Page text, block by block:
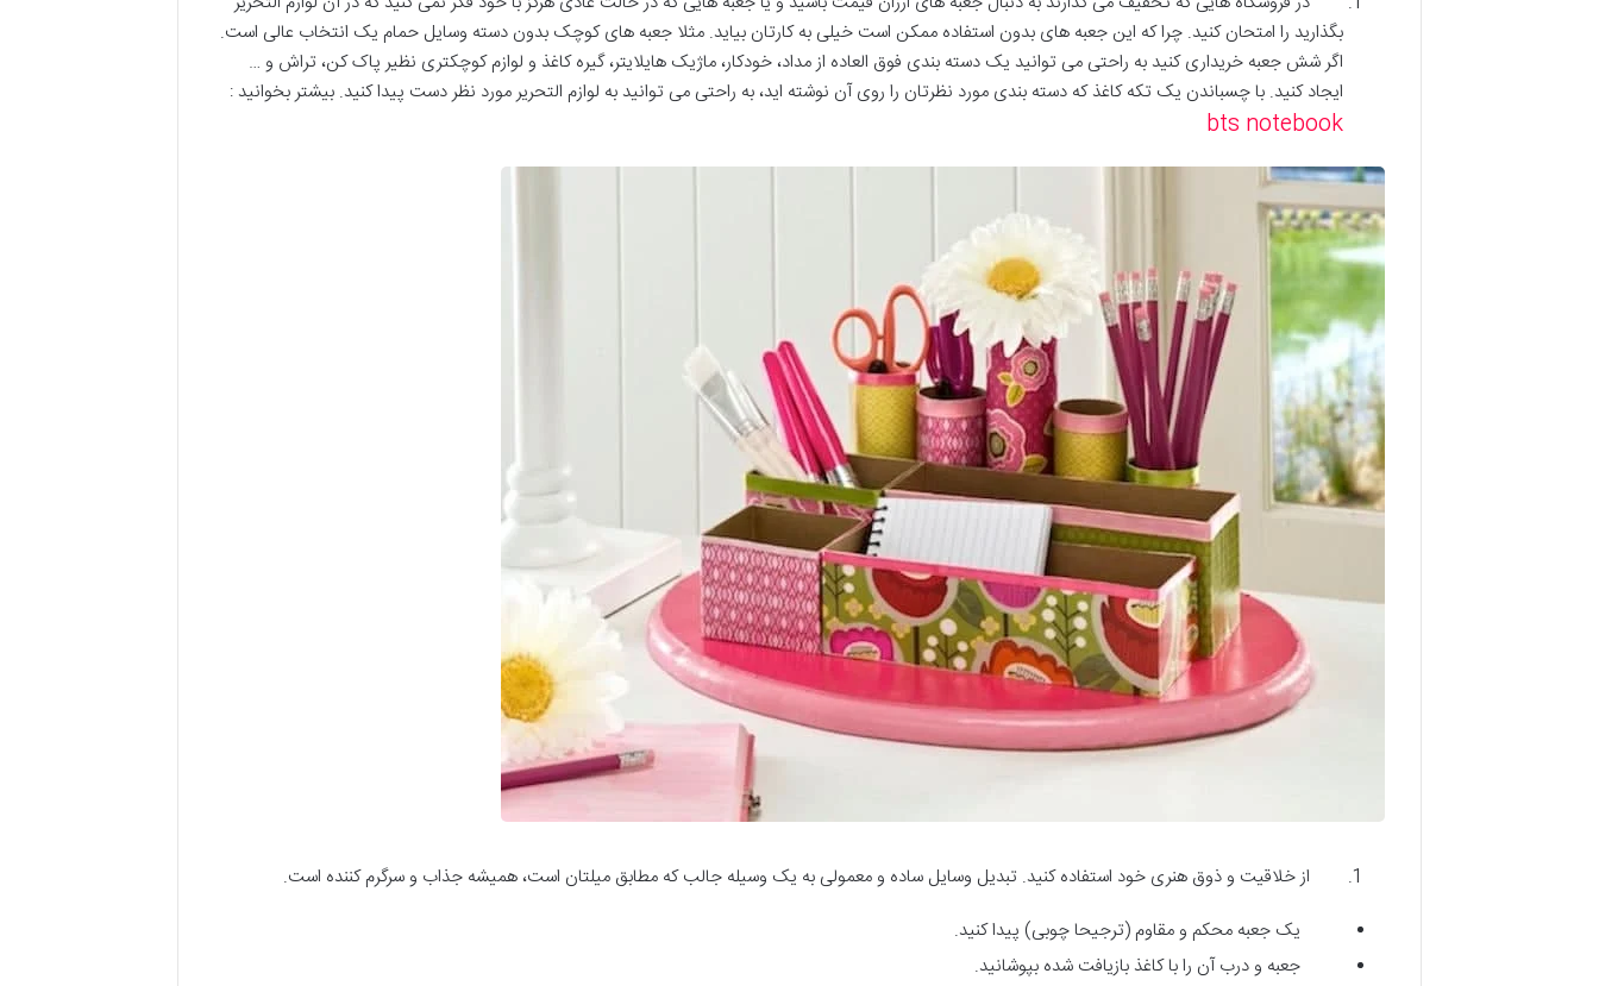
بگذارید را امتحان کنید. چرا که این جعبه های بدون استفاده ممکن است خیلی به کارتان بیاید. مثلا جعبه های کوچک بدون دسته وسایل حمام یک انتخاب عالی است.
اگر شش جعبه خریداری کنید به راحتی می توانید یک دسته بندی فوق العاده از مداد، خودکار، ماژیک هایلایتر، گیره کاغذ و لوازم کوچکتری نظیر پاک کن، تراش و …
ایجاد کنید. با چسباندن یک تکه کاغذ که دسته بندی مورد نظرتان را روی آن نوشته اید، به راحتی می توانید به لوازم التحریر مورد نظر دست پیدا کنید. بیشتر بخوانید :
bts notebook
از خلاقیت و ذوق هنری خود استفاده کنید. تبدیل وسایل ساده و معمولی به یک وسیله جالب که مطابق میلتان است، همیشه جذاب و سرگرم کننده است.
یک جعبه محکم و مقاوم (ترجیحا چوبی) پیدا کنید.
جعبه و درب آن را با کاغذ بازیافت شده بپوشانید.